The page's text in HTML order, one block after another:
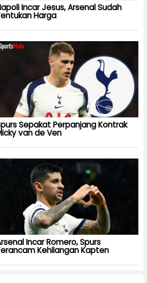
Incar Jesus, Arsenal Sudah
Harga
Sepakat Perpanjang Kontrak
van de Ven
Incar Romero, Spurs
Kehilangan Kapten